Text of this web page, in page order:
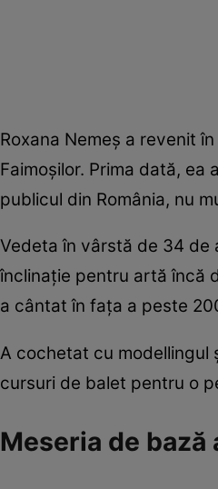
Roxana Nemeș a revenit
Faimoșilor. Prima dată,
publicul din România, nu
Vedeta în vârstă de 34 de
înclinație pentru artă încă
a cântat în fața a peste
A cochetat cu modellingul
cursuri de balet pentru o
Meseria de bază